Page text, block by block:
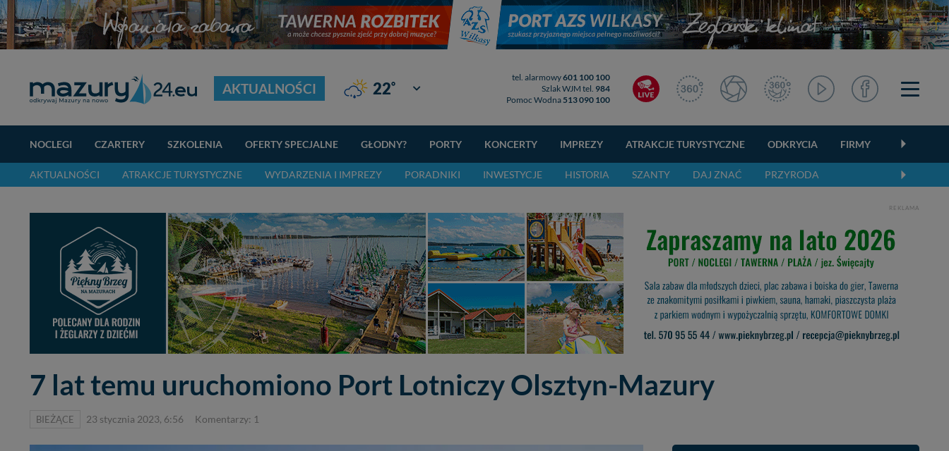
AKTUALNOŚCI 22° Giżycko
tel. alarmowy601 100 100
Szlak WJM tel. 984
Pomoc Wodna 513 090 100
NOCLEGI CZARTERY SZKOLENIA OFERTY SPECJALNE GŁODNY? PORTY KONCERTY IMPREZY ATRAKCJE TURYSTYCZNE ODKRYCIA FIRMY
AKTUALNOŚCI ATRAKCJE TURYSTYCZNE WYDARZENIA I IMPREZY PORADNIKI INWESTYCJE HISTORIA SZANTY DAJ ZNAĆ PRZYRODA
REKLAMA
7 lat temu uruchomiono Port Lotniczy Olsztyn-Mazury
BIEŻĄCE 23 stycznia 2023, 6:56 Komentarzy: 1